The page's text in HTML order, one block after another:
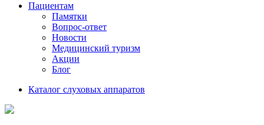
Пациентам
Памятки
Вопрос-ответ
Новости
Медицинский туризм
Акции
Блог
Каталог слуховых аппаратов